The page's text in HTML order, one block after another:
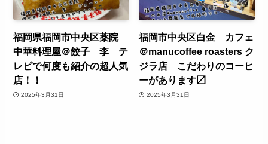
福岡県福岡市中央区薬院
中華料理屋＠餃子 李 テ
レビで何度も紹介の超人気
店！！
2025年3月31日
福岡市中央区白金 カフェ
＠manucoffee roasters ク
ジラ店 こだわりのコーヒ
ーがあります〼
2025年3月31日